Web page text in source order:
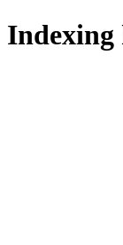
Indexing